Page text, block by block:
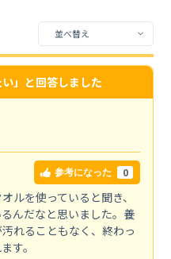
」と回答しました
参考になった 0
ルを使っていると聞き、
んだなと思いました。養
れることもなく、終わっ
す。